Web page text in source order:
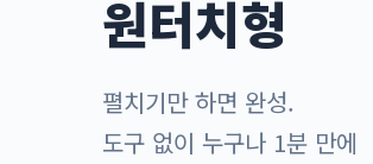
원터치형
펼치기만 하면 완성.
도구 없이 누구나 1분 만에